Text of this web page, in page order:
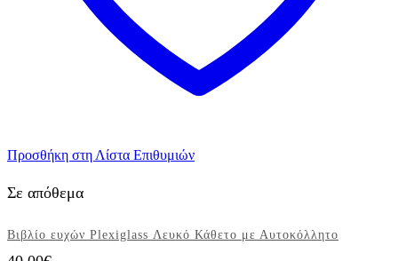
Προσθήκη στη Λίστα Επιθυμιών
Σε απόθεμα
Βιβλίο ευχών Plexiglass Λευκό Κάθετο με Αυτοκόλλητο